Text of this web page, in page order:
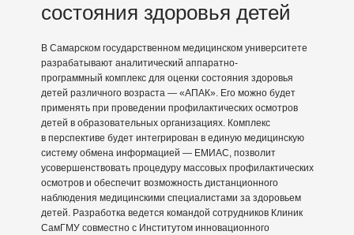
состояния здоровья детей
В Самарском государственном медицинском университете
разрабатывают аналитический аппаратно-
программный комплекс для оценки состояния здоровья
детей различного возраста — «АПАК». Его можно будет
применять при проведении профилактических осмотров
детей в образовательных организациях. Комплекс
в перспективе будет интегрирован в единую медицинскую
систему обмена информацией — ЕМИАС, позволит
усовершенствовать процедуру массовых профилактических
осмотров и обеспечит возможность дистанционного
наблюдения медицинскими специалистами за здоровьем
детей. Разработка ведется командой сотрудников Клиник
СамГМУ совместно с Институтом инновационного